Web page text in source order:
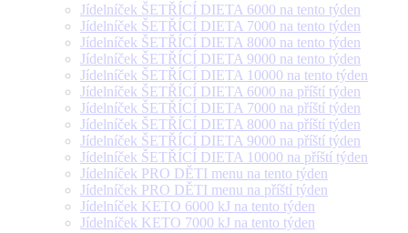
Jídelníček ŠETŘÍCÍ DIETA 6000 na tento týden
Jídelníček ŠETŘÍCÍ DIETA 7000 na tento týden
Jídelníček ŠETŘÍCÍ DIETA 8000 na tento týden
Jídelníček ŠETŘÍCÍ DIETA 9000 na tento týden
Jídelníček ŠETŘÍCÍ DIETA 10000 na tento týden
Jídelníček ŠETŘÍCÍ DIETA 6000 na příští týden
Jídelníček ŠETŘÍCÍ DIETA 7000 na příští týden
Jídelníček ŠETŘÍCÍ DIETA 8000 na příští týden
Jídelníček ŠETŘÍCÍ DIETA 9000 na příští týden
Jídelníček ŠETŘÍCÍ DIETA 10000 na příští týden
Jídelníček PRO DĚTI menu na tento týden
Jídelníček PRO DĚTI menu na příští týden
Jídelníček KETO 6000 kJ na tento týden
Jídelníček KETO 7000 kJ na tento týden